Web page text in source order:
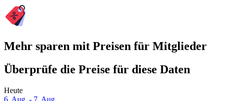
Mehr sparen mit Preisen für Mitglieder
Überprüfe die Preise für diese Daten
Heute